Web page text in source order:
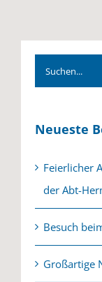
Suche
nach:
Neueste
Feierlicher
der Abt-
Besuch
Großartige